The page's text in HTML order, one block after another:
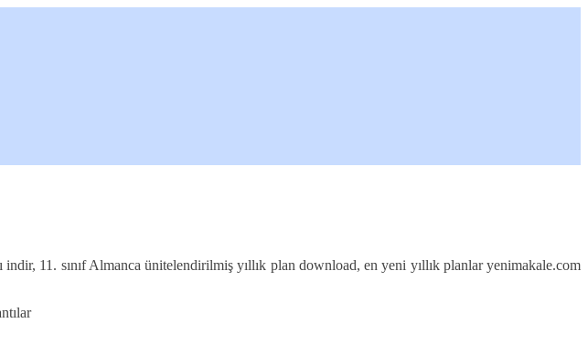
indir, 11. sınıf Almanca ünitelendirilmiş yıllık plan download, en yeni yıllık planlar yenimakale.com